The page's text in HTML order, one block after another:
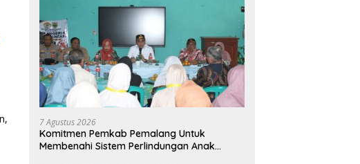
7 Agustus 2026
Komitmen Pemkab Pemalang Untuk
Membenahi Sistem Perlindungan Anak